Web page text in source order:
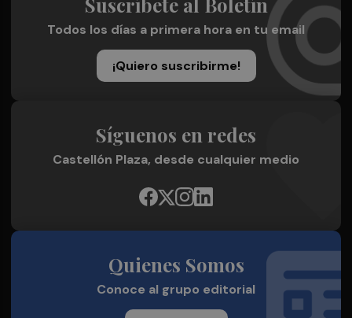
Todos los días a primera hora en tu email
¡Quiero suscribirme!
Síguenos en redes
Castellón Plaza, desde cualquier medio
Quienes Somos
Conoce al grupo editorial